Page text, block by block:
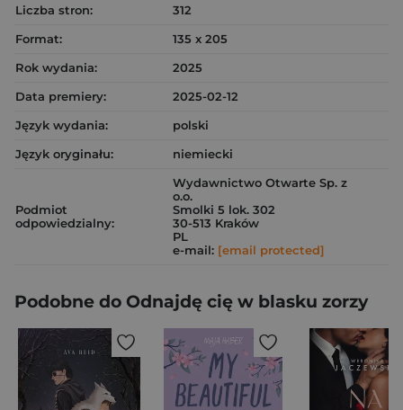
Liczba stron:
312
Format:
135 x 205
Rok wydania:
2025
Data premiery:
2025-02-12
Język wydania:
polski
Język oryginału:
niemiecki
Podmiot
odpowiedzialny:
Wydawnictwo Otwarte Sp. z
o.o.
Smolki 5 lok. 302
30-513 Kraków
PL
e-mail: [email protected]
Podobne do Odnajdę cię w blasku zorzy